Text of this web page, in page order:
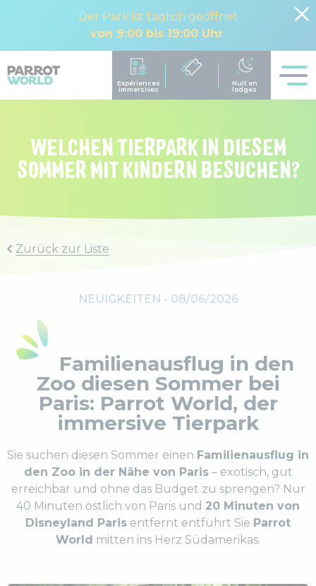
Der Park ist täglich geöffnet
von 9:00 bis 19:00 Uhr
WELCHEN TIERPARK IN DIESEM
SOMMER MIT KINDERN BESUCHEN?
Zurück zur Liste
NEUIGKEITEN - 08/06/2026
Familienausflug in den
Zoo diesen Sommer bei
Paris: Parrot World, der
immersive Tierpark
Sie suchen diesen Sommer einen Familienausflug in
den Zoo in der Nähe von Paris– exotisch, gut
erreichbar und ohne das Budget zu sprengen? Nur
40 Minuten östlich von Paris und 20 Minuten von
Disneyland Paris entfernt entführt Sie Parrot
World mitten ins Herz Südamerikas.